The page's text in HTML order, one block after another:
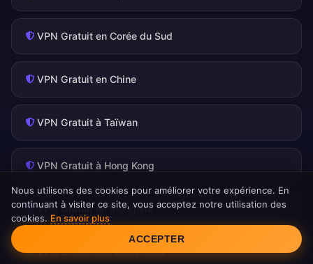
VPN Gratuit en Corée du Sud
VPN Gratuit en Chine
VPN Gratuit à Taïwan
VPN Gratuit à Hong Kong
VPN Gratuit en Mongolie
VPN Gratuit aux États-Unis
Consentement aux cookies
Nous utilisons des cookies pour améliorer votre expérience. En
continuant à visiter ce site, vous acceptez notre utilisation des
cookies. En savoir plus
ACCEPTER